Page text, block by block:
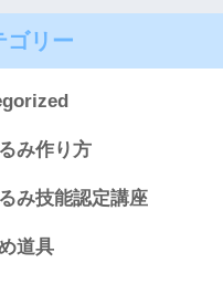
ゴリー
み作り方
み技能認定講座
道具